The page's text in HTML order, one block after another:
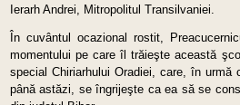
Ierarh Andrei, Mitropolitul Transilvaniei.
În cuvântul ocazional rostit,
momentului pe care îl trăieşte această
special Chiriarhului Oradiei, care, în
până astăzi, se îngrijeşte ca ea să se